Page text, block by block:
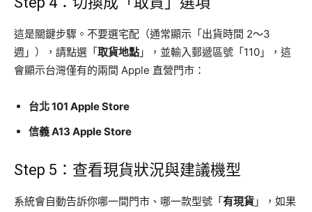
這是關鍵步驟。不要選宅配（通常顯示「出貨時間 2～3
週」），請點選「取貨地點 」，並輸入郵遞區號「110」，這
會顯示台灣僅有的兩間 Apple 直營門市：
台北 101 Apple Store
信義 A13 Apple Store
Step 5：查看現貨狀況與建議機型
系統會自動告訴你哪一間門市、哪一款型號「有現貨 」，如果